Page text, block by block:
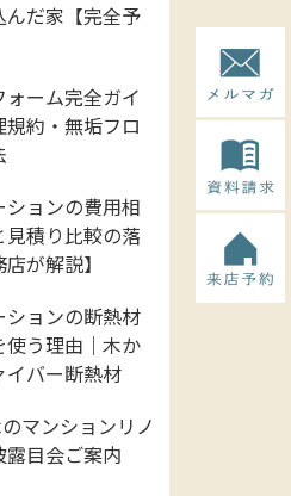
んだ家【完全予
ーム完全ガイ
規約・無垢フロ
ションの費用相
見積り比較の落
が解説】
ションの断熱材
使う理由｜木か
イバー断熱材
マンションリノ
露目会ご案内